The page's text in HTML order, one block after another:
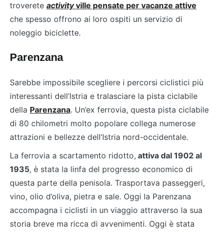
troverete activityville pensate per vacanze attive
che spesso offrono ai loro ospiti un servizio di
noleggio biciclette.
Parenzana
Sarebbe impossibile scegliere i percorsi ciclistici più
interessanti dell’Istria e tralasciare la pista ciclabile
della Parenzana. Un’ex ferrovia, questa pista ciclabile
di 80 chilometri molto popolare collega numerose
attrazioni e bellezze dell’Istria nord-occidentale.
La ferrovia a scartamento ridotto, attiva dal 1902 al
1935, è stata la linfa del progresso economico di
questa parte della penisola. Trasportava passeggeri,
vino, olio d’oliva, pietra e sale. Oggi la Parenzana
accompagna i ciclisti in un viaggio attraverso la sua
storia breve ma ricca di avvenimenti. Oggi è stata